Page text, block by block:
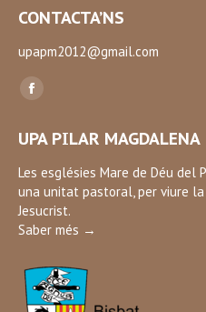
CONTACTA’NS
upapm2012@gmail.com
Find us on:
Facebook
opens
in
new
window
UPA PILAR MAGDALENA
Les esglésies Mare de Déu del
una unitat pastoral, per viure
Jesucrist.
Saber més →